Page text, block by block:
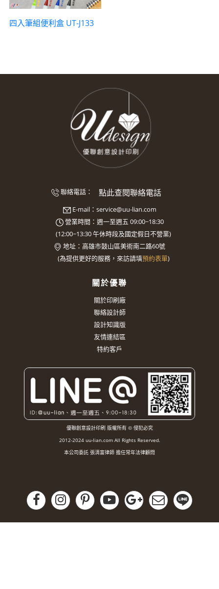
四入筆組便利盒 UT-J133
聯絡電話： 點此查閱聯絡電話
E-mail： service@uu-lian.com
營業時間：週一至週五 09:00~18:30
(12:00~13:30午休時段及國定假日不營業)
地址： 高雄市鼓山區美術南二路60號
(為提供更好的服務，來訪請填預約表單)
關於優聯
關於印刷廠
聯絡設計師
設計知識版
友情連結區
特約客戶
優聯創意設計印刷 版權所有 © 侵犯必究
2012-2024 uu-lian.com All Rights Reserved.
本公司委託 張清富律師 擔任常年法律顧問